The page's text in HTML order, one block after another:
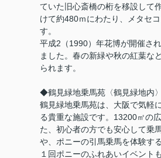
ていた旧心斎橋の桁を移設して
けて約480ｍにわたり、メタセ
す。
平成2（1990）年花博が開催さ
ました。春の新緑や秋の紅葉な
られます。
◆鶴見緑地乗馬苑〈鶴見緑地内〉
鶴見緑地乗馬苑は、大阪で気軽
る貴重な施設です。13200㎡の
た、初心者の方でも安心して乗
や、ポニーの引馬乗馬を体験す
１回ポニーのふれあいイベント